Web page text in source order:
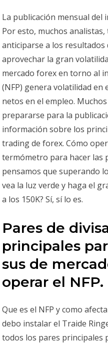
La publicación mensual del
Por esto, muchos
anticiparse a los
aprovechar la gran
mercado forex en torno al
(NFP) genera volatilidad en
netos en el empleo.
prepararse para la
información sobre los
trading de forex. Cómo
termómetro para hacer las
pensamos que superando
vea la luz verde y haga el
a los 150K? Sí, sí lo es.
Pares de
principales
sus de
operar el NFP.
Que es el NFP y como
debo instalar el Traide
todos los pares principales